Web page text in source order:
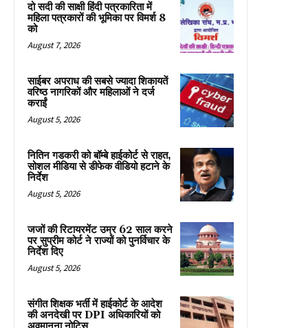
दो सदी की साक्षी हिंदी पत्रकारिता में
महिला पत्रकारों की भूमिका पर विमर्श 8
को
August 7, 2026
साईबर अपराध की सबसे ज्यादा शिकायतें
वरिष्ठ नागरिकों और महिलाओं ने दर्ज
कराईं
August 5, 2026
नितिन गडकरी को बॉम्बे हाईकोर्ट से राहत,
सोशल मीडिया से डीफेक वीडियो हटाने के
निर्देश
August 5, 2026
जजों की रिटायरमेंट उम्र 62 साल करने
पर सुप्रीम कोर्ट ने राज्यों को पुनर्विचार के
निर्देश दिए
August 5, 2026
संगीत शिक्षक भर्ती में हाईकोर्ट के आदेश
की अनदेखी पर DPI अधिकारियों को